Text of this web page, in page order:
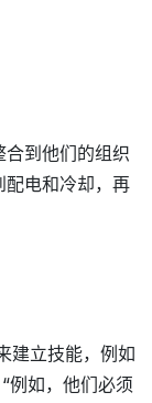
到他们的组织
电和冷却，再
建立技能，例如
例如，他们必须